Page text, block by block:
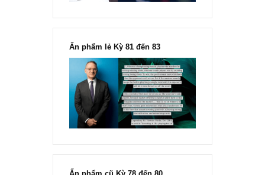
Ấn phẩm lẻ Kỳ 81 đến 83